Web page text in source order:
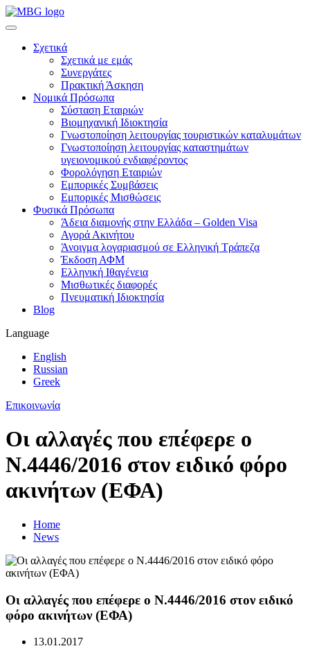
Σχετικά
Σχετικά με εμάς
Συνεργάτες
Πρακτική Άσκηση
Νομικά Πρόσωπα
Σύσταση Εταιριών
Βιομηχανική Ιδιοκτησία
Γνωστοποίηση λειτουργίας τουριστικών καταλυμάτων
Γνωστοποίηση λειτουργίας καταστημάτων
υγειονομικού ενδιαφέροντος
Φορολόγηση Εταιριών
Εμπορικές Συμβάσεις
Εμπορικές Μισθώσεις
Φυσικά Πρόσωπα
Άδεια διαμονής στην Ελλάδα – Golden Visa
Αγορά Ακινήτου
Άνοιγμα λογαριασμού σε Ελληνική Τράπεζα
Έκδοση ΑΦΜ
Ελληνική Ιθαγένεια
Μισθωτικές διαφορές
Πνευματική Ιδιοκτησία
Blog
Language
English
Russian
Greek
Επικοινωνία
Οι αλλαγές που επέφερε ο
Ν.4446/2016 στον ειδικό φόρο
ακινήτων (ΕΦΑ)
Home
News
Οι αλλαγές που επέφερε ο Ν.4446/2016 στον ειδικό
φόρο ακινήτων (ΕΦΑ)
13.01.2017